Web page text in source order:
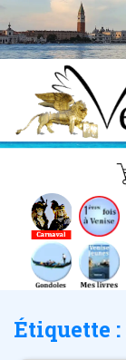
to
main
Étiquette :